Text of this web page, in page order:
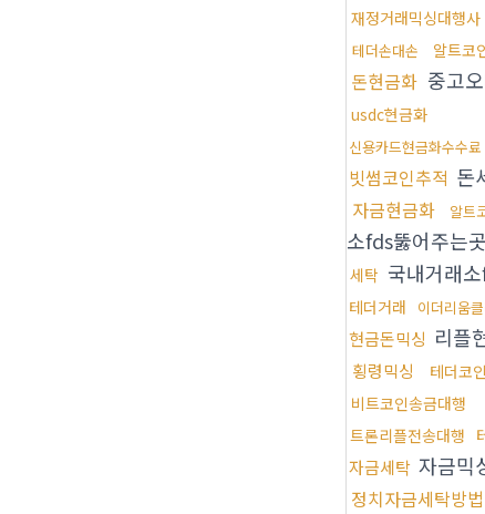
재정거래믹싱대행사
테더손대손 알트코
돈현금화 중고
usdc현금화
신용카드현금화수수료
빗썸코인추적 돈
자금현금화 알트
소fds뚫어주는곳
세탁 국내거래
테더거래 이더리움
현금돈믹싱 리플
횡령믹싱 테더코
비트코인송금대행
트론리플전송대행
자금세탁 자금믹
정치자금세탁방법